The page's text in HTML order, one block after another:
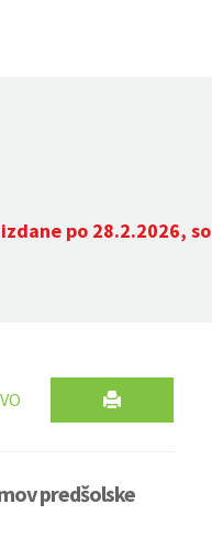
po 28.2.2026, so
predšolske